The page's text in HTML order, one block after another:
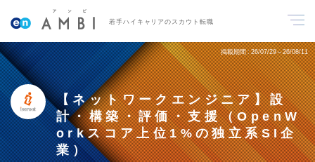
若手ハイキャリアのスカウト転職
掲載期間 26/07/29～26/08/11
【ネットワークエンジニア】設
計・構築・評価・支援（OpenW
orkスコア上位1%の独立系SI企
業）